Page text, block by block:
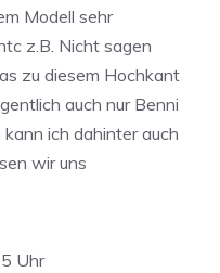
Modell sehr
z.B. Nicht sagen
zu diesem Hochkant
auch nur Benni
ich dahinter auch
wir uns
Uhr